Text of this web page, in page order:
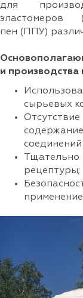
для
эластомеров
пен (ППУ)
и производства
сырьевых
рецептуры;